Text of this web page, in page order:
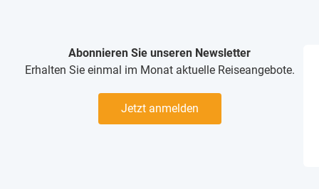
Abonnieren Sie unseren Newsletter
Erhalten Sie einmal im Monat aktuelle Reiseangebote.
Jetzt anmelden